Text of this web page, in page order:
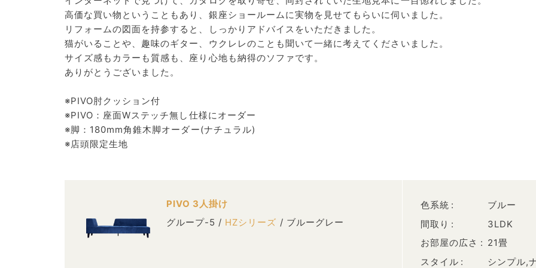
高価な買い物ということもあり、銀座ショールームに実物を見せてもらいに伺いました。
リフォームの図面を持参すると、しっかりアドバイスをいただきました。
猫がいることや、趣味のギター、ウクレレのことも聞いて一緒に考えてくださいました。
サイズ感もカラーも質感も、座り心地も納得のソファです。
ありがとうございました。
※PIVO肘クッション付
※PIVO：座面Wステッチ無し仕様にオーダー
※脚：180mm角錐木脚オーダー(ナチュラル)
※店頭限定生地
PIVO 3人掛け
グループ-5 / HZシリーズ / ブルーグレー
色系統
ブルー
間取り
3LDK
お部屋の広さ
21畳
スタイル
シンプル,